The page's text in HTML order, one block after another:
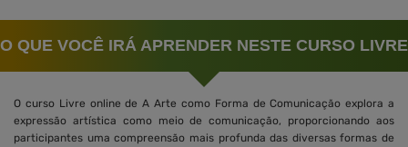
O QUE VOCÊ IRÁ APRENDER NESTE CURSO LIVRE
O curso Livre online de A Arte como Forma de Comunicação explora a
expressão artística como meio de comunicação, proporcionando aos
participantes uma compreensão mais profunda das diversas formas de